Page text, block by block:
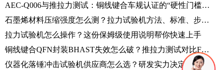
AEC-Q006与推拉力测试：铜线键合车规认证的“硬性门槛”全解析
石墨烯材料压缩强度怎么测？拉力试验机方法、标准、步骤详解
拉力试验机怎么操作？这份保姆级使用说明帮你快速上手
铜线键合QFN封装BHAST失效怎么破？推拉力测试对比FSF与FSFF模式给出答案
仪器化落锤冲击试验机供应商怎么选？研发实力决定数据可靠性